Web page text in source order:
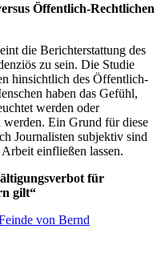
Öffentlich-Rechtlichen
die Berichterstattung des
zu sein. Die Studie
hinsichtlich des Öffentlich-
haben das Gefühl,
werden oder
Ein Grund für diese
Journalisten subjektiv sind
einfließen lassen.
für
gilt“
von Bernd